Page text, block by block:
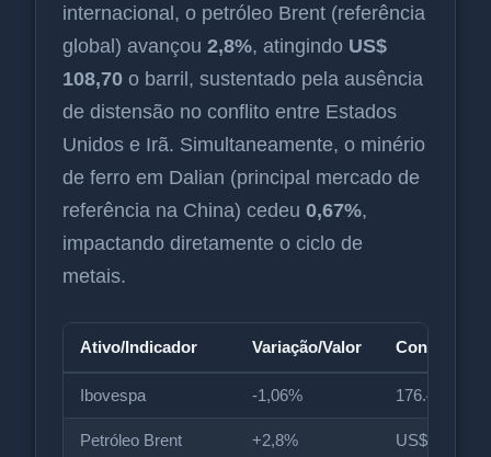
internacional, o petróleo Brent (referência
global) avançou 2,8%, atingindo US$
108,70 o barril, sustentado pela ausência
de distensão no conflito entre Estados
Unidos e Irã. Simultaneamente, o minério
de ferro em Dalian (principal mercado de
referência na China) cedeu 0,67%,
impactando diretamente o ciclo de
metais.
Ativo/Indicador Variação/Valor Contexto
Ibovespa -1,06% 176.466,36
Petróleo Brent +2,8% US$ 108,70/